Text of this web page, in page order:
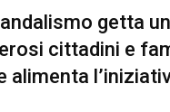
getta
cittadini e
alimenta